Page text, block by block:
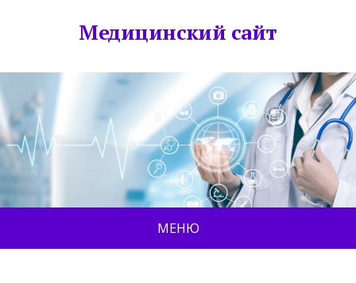
Медицинский сайт
МЕНЮ